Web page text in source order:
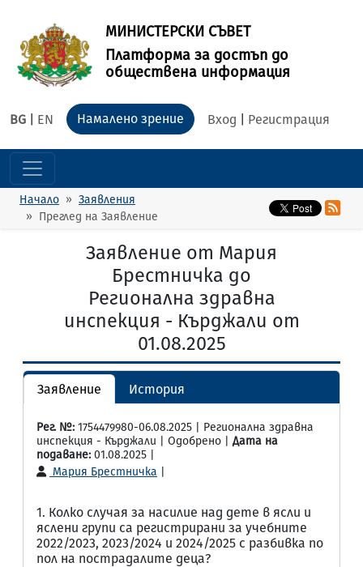
МИНИСТЕРСКИ СЪВЕТ
Платформа за достъп до
обществена информация
BG EN Вход Регистрация
Намалено зрение
Начало
Заявления
Преглед на Заявление
Заявление от Мария
Брестничка до
Регионална здравна
инспекция - Кърджали от
01.08.2025
Заявление История
Рег. №: 1754479980-06.08.2025 | Регионална здравна
инспекция - Кърджали | Одобрено | Дата на
подаване: 01.08.2025 |
Мария Брестничка
1. Колко случая за насилие над дете в ясли и
яслени групи са регистрирани за учебните
2022/2023, 2023/2024 и 2024/2025 с разбивка по
пол на пострадалите деца?